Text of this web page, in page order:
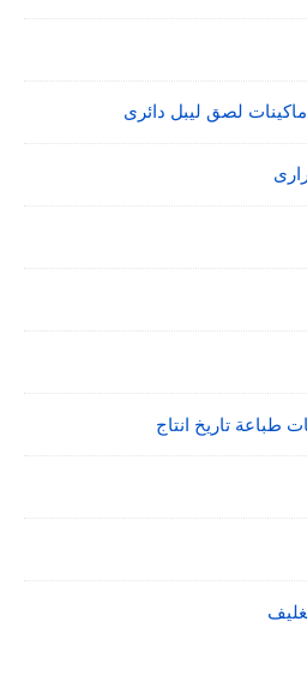
لصق ليبل دائرى
طباعة تاريخ انتاج